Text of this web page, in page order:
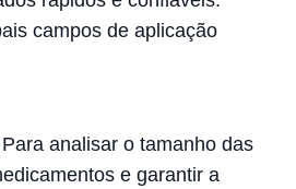
campos de aplicação
analisar o tamanho das
e garantir a